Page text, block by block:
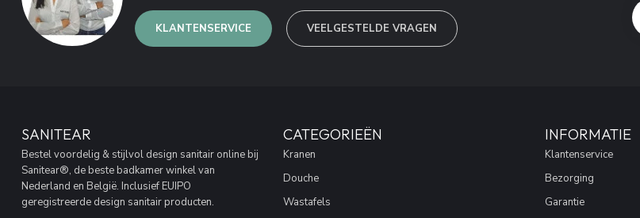
KLANTENSERVICE VEELGESTELDE VRAGEN
SANITEAR
Bestel voordelig & stijlvol design sanitair online bij
Sanitear®, de beste badkamer winkel van
Nederland en België. Inclusief EUIPO
geregistreerde design sanitair producten.
CATEGORIEËN
Kranen
Douche
Wastafels
INFORMATIE
Klantenservice
Bezorging
Garantie